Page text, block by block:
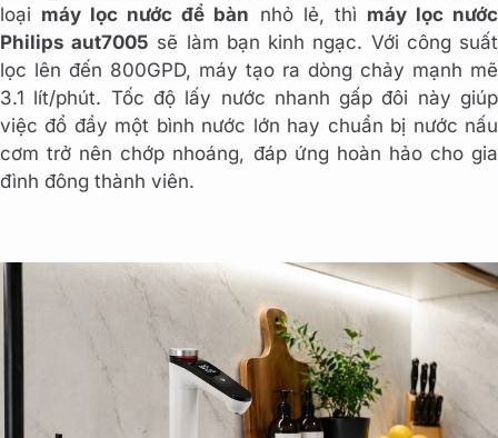
loại máy lọc nước để bàn nhỏ lẻ, thì máy lọc nước
Philips aut7005 sẽ làm bạn kinh ngạc. Với công suất
lọc lên đến 800GPD, máy tạo ra dòng chảy mạnh mẽ
3.1 lít/phút. Tốc độ lấy nước nhanh gấp đôi này giúp
việc đổ đầy một bình nước lớn hay chuẩn bị nước nấu
cơm trở nên chớp nhoáng, đáp ứng hoàn hảo cho gia
đình đông thành viên.